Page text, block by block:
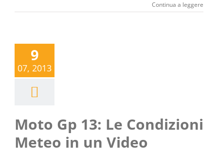
Continua a leggere
9
07, 2013
Moto Gp 13: Le Condizioni
Meteo in un Video